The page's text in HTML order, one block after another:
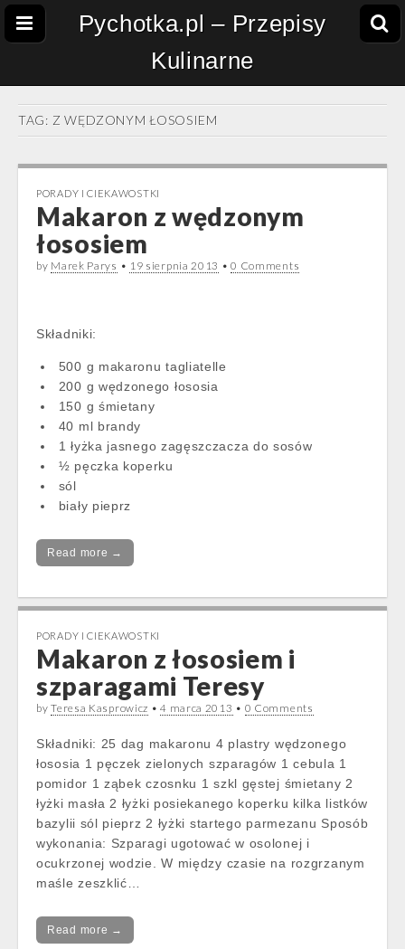
Pychotka.pl – Przepisy
Kulinarne
TAG: Z WĘDZONYM ŁOSOSIEM
PORADY I CIEKAWOSTKI
Makaron z wędzonym
łososiem
by Marek Parys • 19 sierpnia 2013 •0 Comments
Składniki:
500 g makaronu tagliatelle
200 g wędzonego łososia
150 g śmietany
40 ml brandy
1 łyżka jasnego zagęszczacza do sosów
½ pęczka koperku
sól
biały pieprz
Read more →
PORADY I CIEKAWOSTKI
Makaron z łososiem i
szparagami Teresy
byTeresa Kasprowicz •4 marca 2013 • 0 Comments
Składniki: 25 dag makaronu 4 plastry wędzonego
łososia 1 pęczek zielonych szparagów 1 cebula 1
pomidor 1 ząbek czosnku 1 szkl gęstej śmietany 2
łyżki masła 2 łyżki posiekanego koperku kilka listków
bazylii sól pieprz 2 łyżki startego parmezanu Sposób
wykonania: Szparagi ugotować w osolonej i
ocukrzonej wodzie. W między czasie na rozgrzanym
maśle zeszklić…
Read more →